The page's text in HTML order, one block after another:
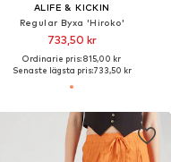
ALIFE & KICKIN
Regular Byxa 'Hiroko'
733,50 kr
Ordinarie pris: 815,00 kr
Senaste lägsta pris:733,50 kr